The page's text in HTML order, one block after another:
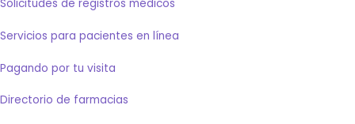
Solicitudes de registros médicos
Servicios para pacientes en línea
Pagando por tu visita
Directorio de farmacias